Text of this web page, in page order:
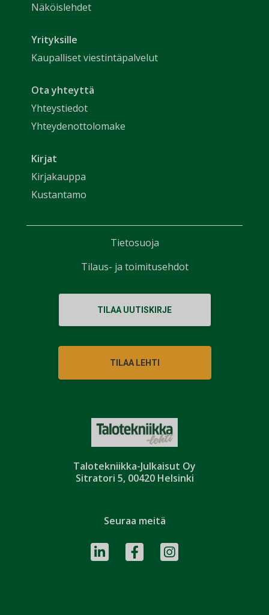
Talotekniikka-Julkaisut Oy
Sitratori 5, 00420 Helsinki
Näköislehdet
Yrityksille
Kaupalliset viestintäpalvelut
Ota yhteyttä
Yhteystiedot
Yhteydenottolomake
Kirjat
Kirjakauppa
Kustantamo
TILAA UUTISKIRJE
TILAA LEHTI
Seuraa meitä
Tietosuoja
Tilaus- ja toimitusehdot